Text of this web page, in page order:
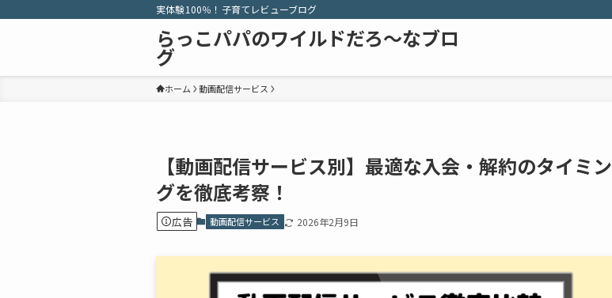
実体験100％！子育てレビューブログ
らっこパパのワイルドだろ～なブロ
グ
ホーム 動画配信サービス
【動画配信サービス別】最適な入会・解約のタイミン
グを徹底考察！
広告 動画配信サービス 2026年2月9日